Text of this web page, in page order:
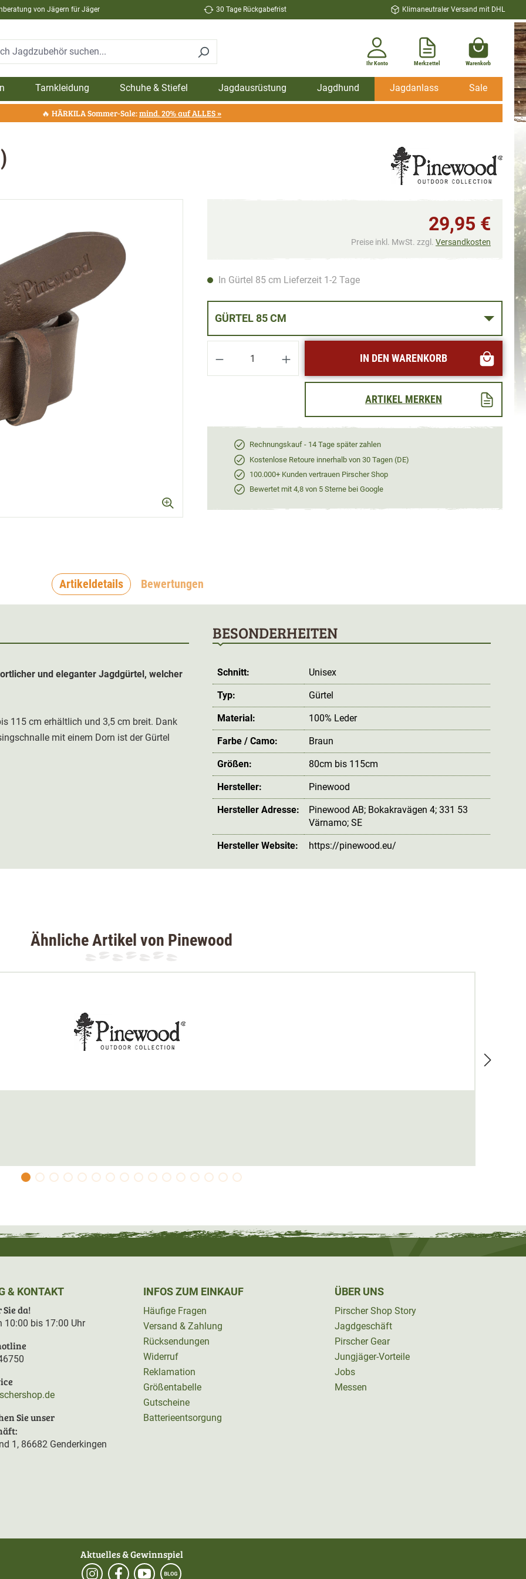
von Jägern für Jäger 30 Tage Rückgabefrist Klimaneutraler Versand mit DHL
Ihr Konto Merkzettel Warenkorb
Tarnkleidung Schuhe & Stiefel Jagdausrüstung Jagdhund Jagdanlass Sale
🔥 HÄRKILA Sommer-Sale:mind. 20% auf ALLES »
29,95 €
Preise inkl. MwSt. zzgl. Versandkosten
In Gürtel 85 cm Lieferzeit 1-2 Tage
GÜRTEL 85 CM
Produkt Anzahl: Gib den gewünschten Wert ein
IN DEN WARENKORB
ARTIKEL MERKEN
Rechnungskauf - 14 Tage später zahlen
Kostenlose Retoure innerhalb von 30 Tagen (DE)
100.000+ Kunden vertrauen Pirscher Shop
Bewertet mit 4,8 von 5 Sterne bei Google
Artikeldetails Bewertungen
und eleganter Jagdgürtel, welcher
115 cm erhältlich und 3,5 cm breit. Dank
mit einem Dorn ist der Gürtel
BESONDERHEITEN
Schnitt: Unisex
Typ: Gürtel
Material: 100% Leder
Farbe / Camo: Braun
Größen: 80cm bis 115cm
Hersteller: Pinewood
Hersteller Adresse:
Pinewood AB; Bokakravägen 4; 331 53
Värnamo; SE
Hersteller Website: https://pinewood.eu/
Ähnliche Artikel von Pinewood
& KONTAKT
da!
10:00 bis 17:00 Uhr
Sie unser
1, 86682 Genderkingen
INFOS ZUM EINKAUF
Häufige Fragen
Versand & Zahlung
Rücksendungen
Widerruf
Reklamation
Größentabelle
Gutscheine
Batterieentsorgung
ÜBER UNS
Pirscher Shop Story
Jagdgeschäft
Pirscher Gear
Jungjäger-Vorteile
Jobs
Messen
Aktuelles & Gewinnspiel